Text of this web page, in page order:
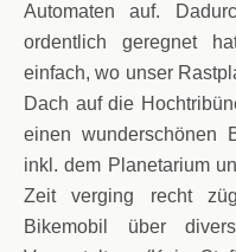
Automaten auf.
ordentlich geregnet
einfach, wo unser
Dach auf die
einen wunderschönen
inkl. dem Planetarium
Zeit verging recht
Bikemobil über